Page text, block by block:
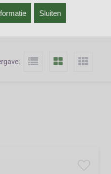
Campanula. Mogelijk vindt u daar
Sluiten